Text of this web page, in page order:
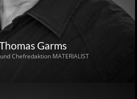
Garms
Chefredaktion MATERIALIST